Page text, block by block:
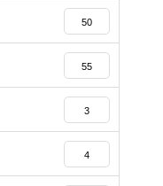
50
55
3
4